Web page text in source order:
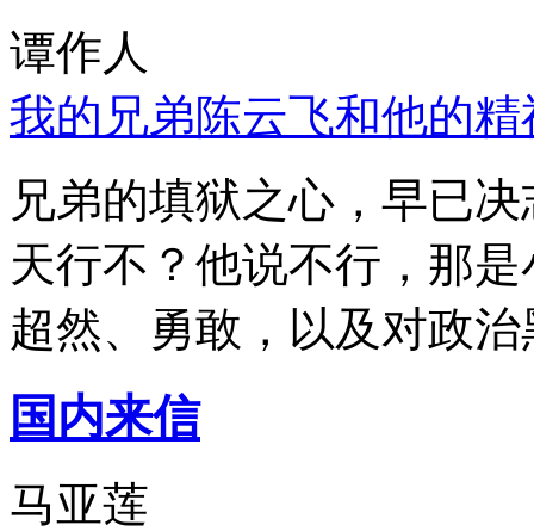
谭作人
我的兄弟陈云飞和他的
兄弟的填狱之心，早已
天行不？他说不行，那
超然、勇敢，以及对政
国内来信
马亚莲